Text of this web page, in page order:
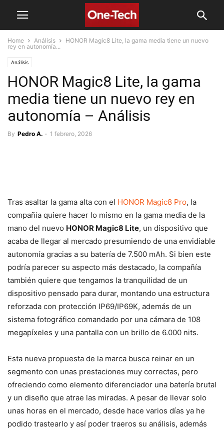
Home Análisis
HONOR Magic8 Lite, la gama media tiene un nuevo
rey en autonomía...
Análisis
HONOR Magic8 Lite, la gama
media tiene un nuevo rey en
autonomía – Análisis
By Pedro A. - 1 febrero, 2026
Tras asaltar la gama alta con el HONOR Magic8 Pro, la
compañía quiere hacer lo mismo en la gama media de la
mano del nuevo HONOR Magic8 Lite, un dispositivo que
acaba de llegar al mercado presumiendo de una envidiable
autonomía gracias a su batería de 7.500 mAh. Si bien este
podría parecer su aspecto más destacado, la compañía
también quiere que tengamos la tranquilidad de un
dispositivo pensado para durar, montando una estructura
reforzada con protección IP69/IP69K, además de un
sistema fotográfico comandado por una cámara de 108
megapíxeles y una pantalla con un brillo de 6.000 nits.
Esta nueva propuesta de la marca busca reinar en un
segmento con unas prestaciones muy correctas, pero
ofreciendo como elemento diferenciador una batería brutal
y un diseño que atrae las miradas. A pesar de llevar solo
unas horas en el mercado, desde hace varios días ya he
podido trastearlo y así poder traeros su análisis, además